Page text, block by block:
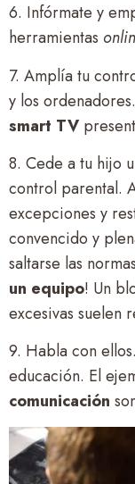
6. Infórmate y
herramientas
7. Amplía tu
y los
smart TV
8. Cede a tu hijo
control parental.
excepciones y
convencido y
saltarse las
un equipo! Un
excesivas suelen
9. Habla con
educación. El
comunicación